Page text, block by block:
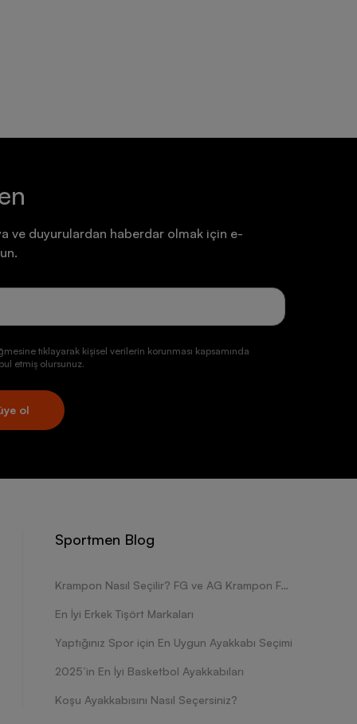
ve duyurulardan haberdar olmak için e-
tıklayarak kişisel verilerin korunması kapsamında
etmiş olursunuz.
ol
Sportmen Blog
Krampon Nasıl Seçilir? FG ve AG Krampon Farkları Nelerdir?
En İyi Erkek Tişört Markaları
Yaptığınız Spor için En Uygun Ayakkabı Seçimi
2025’in En İyi Basketbol Ayakkabıları
Koşu Ayakkabısını Nasıl Seçersiniz?